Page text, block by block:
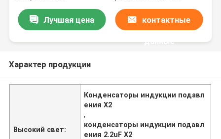
Лучшая цена контактные
данные
Характер продукции
Высокий свет:
Конденсаторы индукции подавл
ения X2
,
конденсаторы индукции подавл
ения 2.2uF X2